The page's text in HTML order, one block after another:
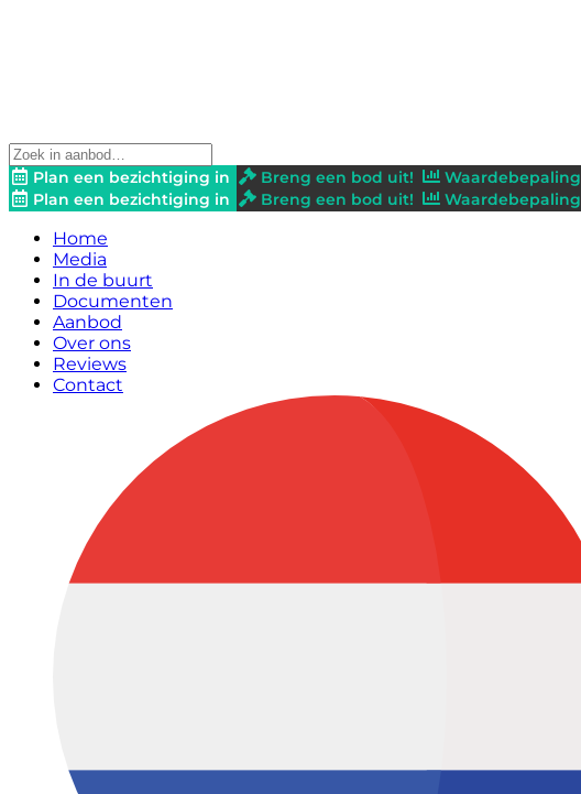
Plan een bezichtiging in Breng een bod uit!
Waardebepaling
Plan een bezichtiging in
Breng een bod uit! Waardebepaling
Home
Media
In de buurt
Documenten
Aanbod
Over ons
Reviews
Contact